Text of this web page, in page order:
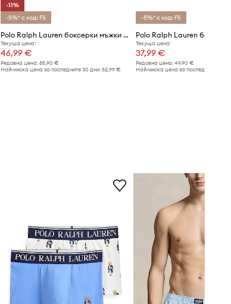
-11%
-5%* с код: FS
Polo Ralph Lauren боксерки мъжки 5 броя
Текуща цена:
46,99 €
Редовна цена:85,90 €
Най-ниска цена за последните 30 дни:52,99 €
-5%* с код: FS
Текуща цена:
37,99 €
Редовна цена: 49,90 €
Най-ниска цена за последните 30